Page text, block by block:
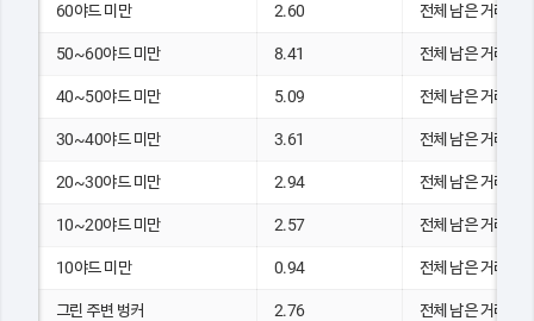
60야드 미만 2.60 전체 남은 거리
50~60야드 미만 8.41 전체 남은 거리
40~50야드 미만 5.09 전체 남은 거리
30~40야드 미만 3.61 전체 남은 거리
20~30야드 미만 2.94 전체 남은 거리
10~20야드 미만 2.57 전체 남은 거리
10야드 미만 0.94 전체 남은 거리
그린 주변 벙커 2.76 전체 남은 거리